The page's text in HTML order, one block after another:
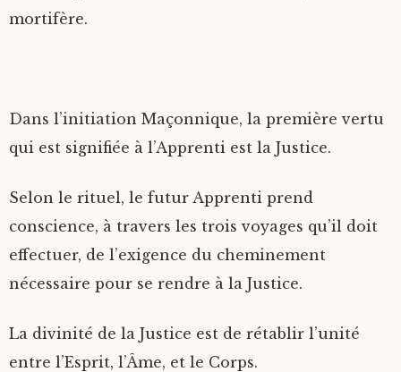
mortifère.
Dans l’initiation Maçonnique, la première vertu
qui est signifiée à l’Apprenti est la Justice.
Selon le rituel, le futur Apprenti prend
conscience, à travers les trois voyages qu’il doit
effectuer, de l’exigence du cheminement
nécessaire pour se rendre à la Justice.
La divinité de la Justice est de rétablir l’unité
entre l’Esprit, l’Âme, et le Corps.